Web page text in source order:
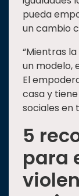
pueda
un cambio
“Mientras
un modelo,
El
casa y
sociales en
5
para